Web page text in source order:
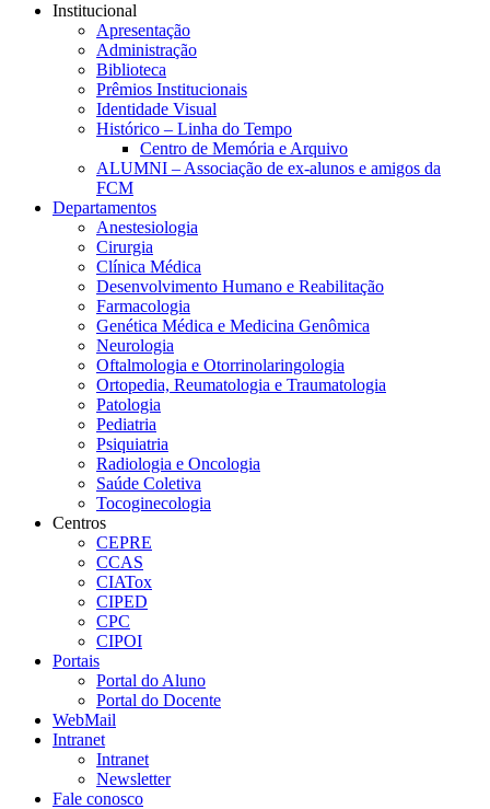
Institucional
Apresentação
Administração
Biblioteca
Prêmios Institucionais
Identidade Visual
Histórico – Linha do Tempo
Centro de Memória e Arquivo
ALUMNI – Associação de ex-alunos e amigos da
FCM
Departamentos
Anestesiologia
Cirurgia
Clínica Médica
Desenvolvimento Humano e Reabilitação
Farmacologia
Genética Médica e Medicina Genômica
Neurologia
Oftalmologia e Otorrinolaringologia
Ortopedia, Reumatologia e Traumatologia
Patologia
Pediatria
Psiquiatria
Radiologia e Oncologia
Saúde Coletiva
Tocoginecologia
Centros
CEPRE
CCAS
CIATox
CIPED
CPC
CIPOI
Portais
Portal do Aluno
Portal do Docente
WebMail
Intranet
Intranet
Newsletter
Fale conosco